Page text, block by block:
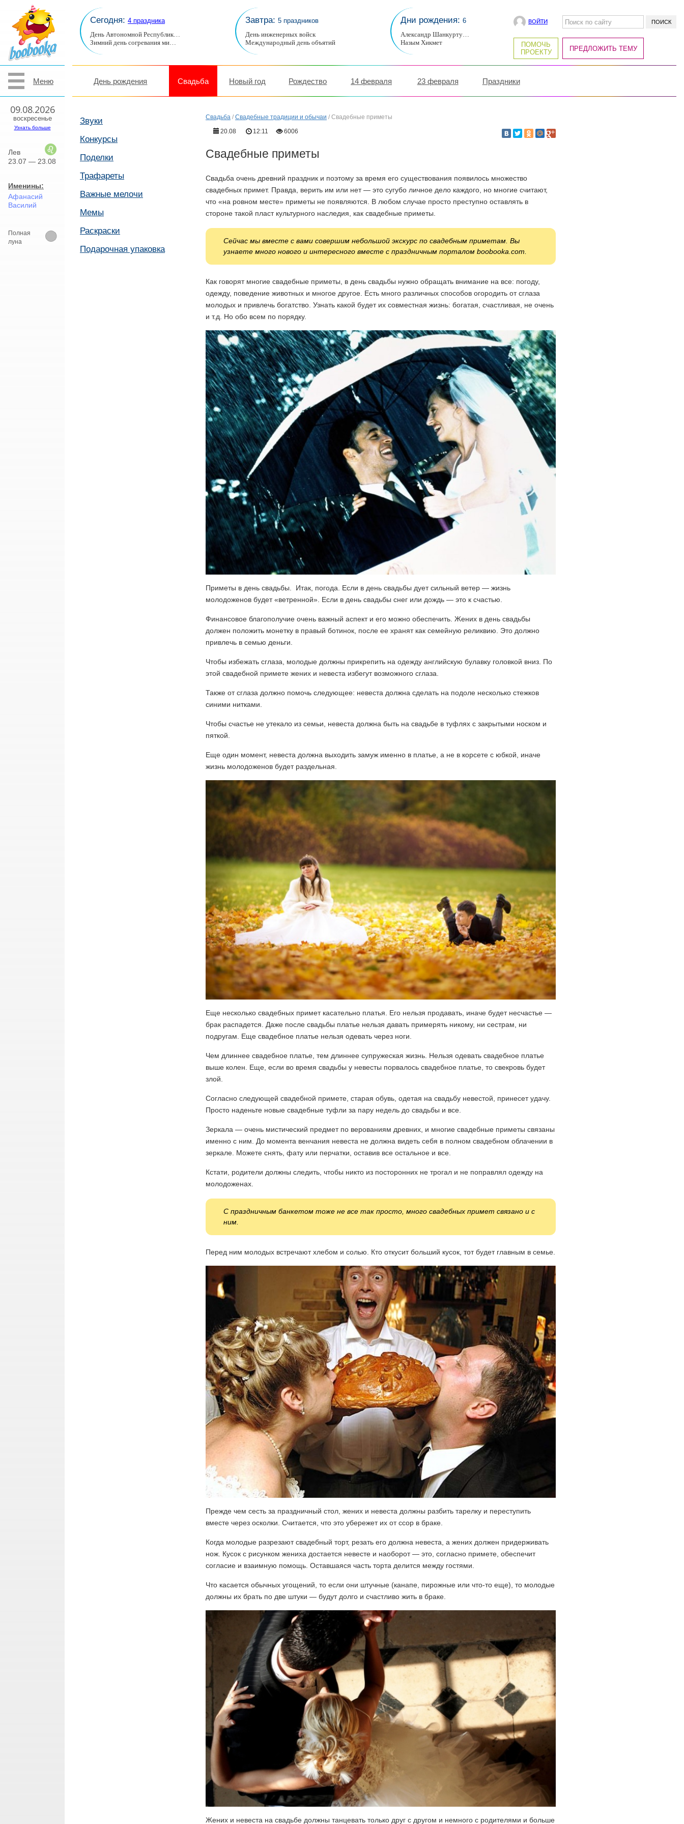
Меню
09.08.2026
воскресенье
Узнать больше
Лев
23.07 — 23.08
Именины:
Афанасий
Василий
Полная
луна
Сегодня: 4 праздника
День Автономной Республик…
Зимний день согревания ми…
Завтра: 5 праздников
День инженерных войск
Международный день объятий
Дни рождения: 6
Александр Шанкурту…
Назым Хикмет
ВОЙТИ
ПОМОЧЬ
ПРОЕКТУ
ПРЕДЛОЖИТЬ ТЕМУ
День рождения Свадьба Новый год Рождество 14 февраля 23 февраля Праздники
Звуки
Конкурсы
Поделки
Трафареты
Важные мелочи
Мемы
Раскраски
Подарочная упаковка
Свадьба / Свадебные традиции и обычаи / Свадебные приметы
20.08
12:11 6006
Свадебные приметы
Свадьба очень древний праздник и поэтому за время его существования появилось множество
свадебных примет. Правда, верить им или нет — это сугубо личное дело каждого, но многие считают,
что «на ровном месте» приметы не появляются. В любом случае просто преступно оставлять в
стороне такой пласт культурного наследия, как свадебные приметы.
Сейчас мы вместе с вами совершим небольшой экскурс по свадебным приметам. Вы
узнаете много нового и интересного вместе с праздничным порталом boobooka.com.
Как говорят многие свадебные приметы, в день свадьбы нужно обращать внимание на все: погоду,
одежду, поведение животных и многое другое. Есть много различных способов огородить от сглаза
молодых и привлечь богатство. Узнать какой будет их совместная жизнь: богатая, счастливая, не очень
и т.д. Но обо всем по порядку.
Приметы в день свадьбы. Итак, погода. Если в день свадьбы дует сильный ветер — жизнь
молодоженов будет «ветренной». Если в день свадьбы снег или дождь — это к счастью.
Финансовое благополучие очень важный аспект и его можно обеспечить. Жених в день свадьбы
должен положить монетку в правый ботинок, после ее хранят как семейную реликвию. Это должно
привлечь в семью деньги.
Чтобы избежать сглаза, молодые должны прикрепить на одежду английскую булавку головкой вниз. По
этой свадебной примете жених и невеста избегут возможного сглаза.
Также от сглаза должно помочь следующее: невеста должна сделать на подоле несколько стежков
синими нитками.
Чтобы счастье не утекало из семьи, невеста должна быть на свадьбе в туфлях с закрытыми носком и
пяткой.
Еще один момент, невеста должна выходить замуж именно в платье, а не в корсете с юбкой, иначе
жизнь молодоженов будет раздельная.
Еще несколько свадебных примет касательно платья. Его нельзя продавать, иначе будет несчастье —
брак распадется. Даже после свадьбы платье нельзя давать примерять никому, ни сестрам, ни
подругам. Еще свадебное платье нельзя одевать через ноги.
Чем длиннее свадебное платье, тем длиннее супружеская жизнь. Нельзя одевать свадебное платье
выше колен. Еще, если во время свадьбы у невесты порвалось свадебное платье, то свекровь будет
злой.
Согласно следующей свадебной примете, старая обувь, одетая на свадьбу невестой, принесет удачу.
Просто наденьте новые свадебные туфли за пару недель до свадьбы и все.
Зеркала — очень мистический предмет по верованиям древних, и многие свадебные приметы связаны
именно с ним. До момента венчания невеста не должна видеть себя в полном свадебном облачении в
зеркале. Можете снять, фату или перчатки, оставив все остальное и все.
Кстати, родители должны следить, чтобы никто из посторонних не трогал и не поправлял одежду на
молодоженах.
С праздничным банкетом тоже не все так просто, много свадебных примет связано и с
ним.
Перед ним молодых встречают хлебом и солью. Кто откусит больший кусок, тот будет главным в семье.
Прежде чем сесть за праздничный стол, жених и невеста должны разбить тарелку и переступить
вместе через осколки. Считается, что это убережет их от ссор в браке.
Когда молодые разрезают свадебный торт, резать его должна невеста, а жених должен придерживать
нож. Кусок с рисунком жениха достается невесте и наоборот — это, согласно примете, обеспечит
согласие и взаимную помощь. Оставшаяся часть торта делится между гостями.
Что касается обычных угощений, то если они штучные (канапе, пирожные или что-то еще), то молодые
должны их брать по две штуки — будут долго и счастливо жить в браке.
Жених и невеста на свадьбе должны танцевать только друг с другом и немного с родителями и больше